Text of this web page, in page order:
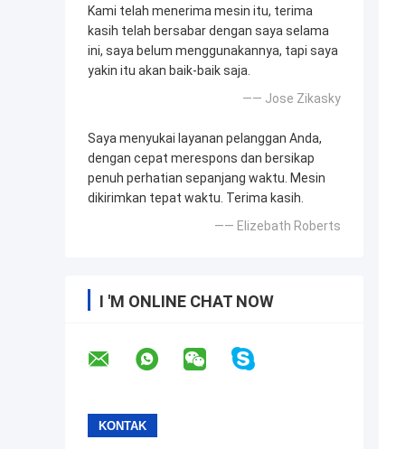
Kami telah menerima mesin itu, terima
kasih telah bersabar dengan saya selama
ini, saya belum menggunakannya, tapi saya
yakin itu akan baik-baik saja.
—— Jose Zikasky
Saya menyukai layanan pelanggan Anda,
dengan cepat merespons dan bersikap
penuh perhatian sepanjang waktu. Mesin
dikirimkan tepat waktu. Terima kasih.
—— Elizebath Roberts
I 'M ONLINE CHAT NOW